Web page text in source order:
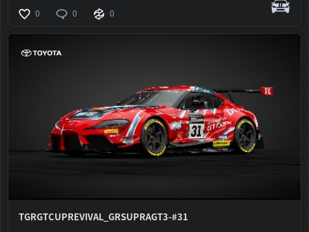
0
0 0
TGRGTCUPREVIVAL_GRSUPRAGT3-#31